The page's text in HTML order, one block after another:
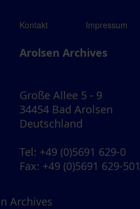
Kontakt Impressum
Arolsen Archives
Große Allee 5 - 9
34454 Bad Arolsen
Deutschland
Tel: +49 (0)5691 629-0
Fax: +49 (0)5691 629-
Archives